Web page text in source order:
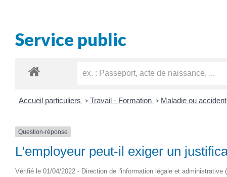
Service public
Accueil particuliers > Travail - Formation > Maladie ou
Question-réponse
L'employeur peut-il exiger un
Vérifié le 01/04/2022 - Direction de l'information légale et administrative